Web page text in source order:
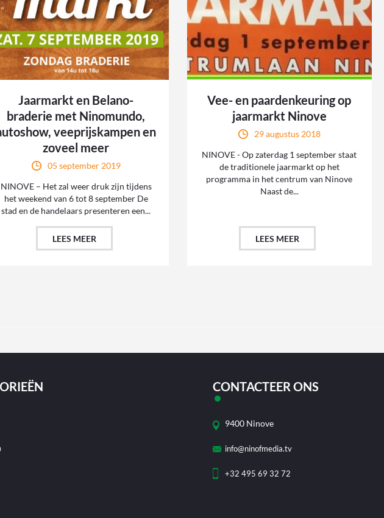
Jaarmarkt en Belano-
braderie met Ninomundo,
veeprijskampen en
zoveel meer
05 september 2019
NINOVE – Het zal weer druk zijn tijdens
het weekend van 6 tot 8 september De
stad en de handelaars presenteren een...
LEES MEER
Vee- en paardenkeuring op
jaarmarkt Ninove
29 augustus 2018
NINOVE - Op zaterdag 1 september staat
de traditionele jaarmarkt op het
programma in het centrum van Ninove
Naast de...
LEES MEER
CONTACTEER ONS
9400 Ninove
info@ninofmedia.tv
+32 495 69 32 72